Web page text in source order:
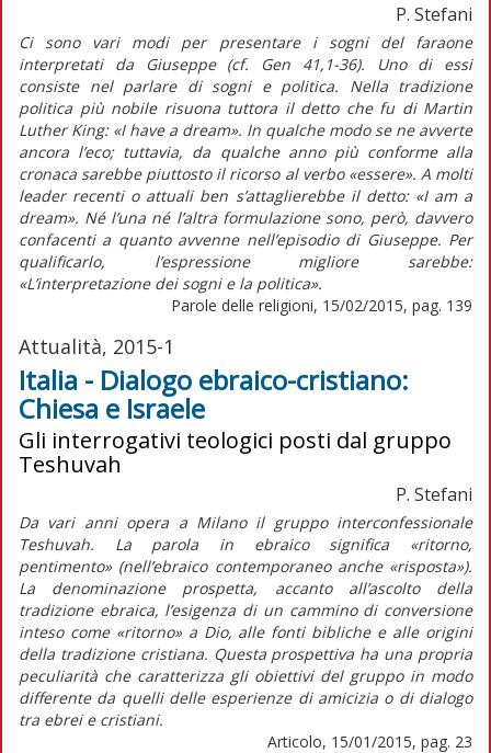
P. Stefani
Ci sono vari modi per presentare i sogni del faraone
interpretati da Giuseppe (cf. Gen 41,1-36). Uno di essi
consiste nel parlare di sogni e politica. Nella tradizione
politica più nobile risuona tuttora il detto che fu di Martin
Luther King: «I have a dream». In qualche modo se ne avverte
ancora l’eco; tuttavia, da qualche anno più conforme alla
cronaca sarebbe piuttosto il ricorso al verbo «essere». A molti
leader recenti o attuali ben s’attaglierebbe il detto: «I am a
dream». Né l’una né l’altra formulazione sono, però, davvero
confacenti a quanto avvenne nell’episodio di Giuseppe. Per
qualificarlo, l’espressione migliore sarebbe:
«L’interpretazione dei sogni e la politica».
Parole delle religioni, 15/02/2015, pag. 139
Attualità, 2015-1
Italia - Dialogo ebraico-cristiano:
Chiesa e Israele
Gli interrogativi teologici posti dal gruppo
Teshuvah
P. Stefani
Da vari anni opera a Milano il gruppo interconfessionale
Teshuvah. La parola in ebraico significa «ritorno,
pentimento» (nell’ebraico contemporaneo anche «risposta»).
La denominazione prospetta, accanto all’ascolto della
tradizione ebraica, l’esigenza di un cammino di conversione
inteso come «ritorno» a Dio, alle fonti bibliche e alle origini
della tradizione cristiana. Questa prospettiva ha una propria
peculiarità che caratterizza gli obiettivi del gruppo in modo
differente da quelli delle esperienze di amicizia o di dialogo
tra ebrei e cristiani.
Articolo, 15/01/2015, pag. 23